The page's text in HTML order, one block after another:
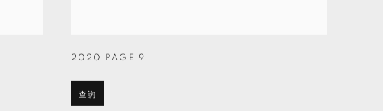
2020 PAGE 9
查詢